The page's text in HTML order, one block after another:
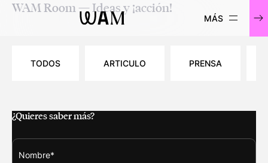
WAM
WAM Room — Ideas y ¡acción!
TODOS ARTICULO PRENSA
¿Quieres saber más?